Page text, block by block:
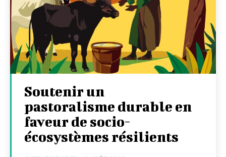
Soutenir un
pastoralisme durable en
faveur de socio-
écosystèmes résilients